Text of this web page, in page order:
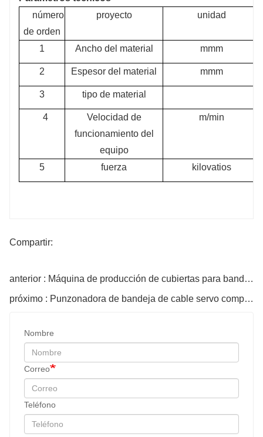
número
de orden
proyecto unidad
1 Ancho del material mmm
2 Espesor del material mmm
3 tipo de material
4
Velocidad de
funcionamiento del
equipo
m/min
5 fuerza kilovatios
Compartir:
anterior : Máquina de producción de cubiertas para bandejas de cables
próximo : Punzonadora de bandeja de cable servo completa
Nombre
Correo
Teléfono